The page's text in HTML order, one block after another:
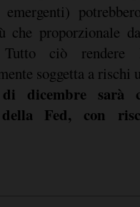
emergenti)
che proporzionale
Tutto ciò
soggetta a rischi
dicembre sarà
della Fed, con